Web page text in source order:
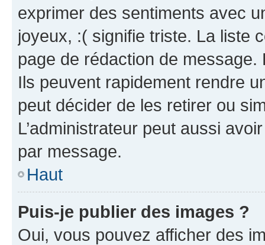
exprimer des sentiments avec
joyeux, :( signifie triste. La liste
page de rédaction de
Ils peuvent rapidement rendre
peut décider de les retirer ou
L’administrateur peut aussi
par message.
Haut
Puis-je publier des images ?
Oui, vous pouvez afficher des